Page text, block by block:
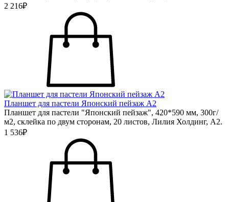
2 216₽
Планшет для пастели Японский пейзаж А2
Планшет для пастели "Японский пейзаж", 420*590 мм, 300г/
м2, склейка по двум сторонам, 20 листов, Лилия Холдинг, А2.
1 536₽